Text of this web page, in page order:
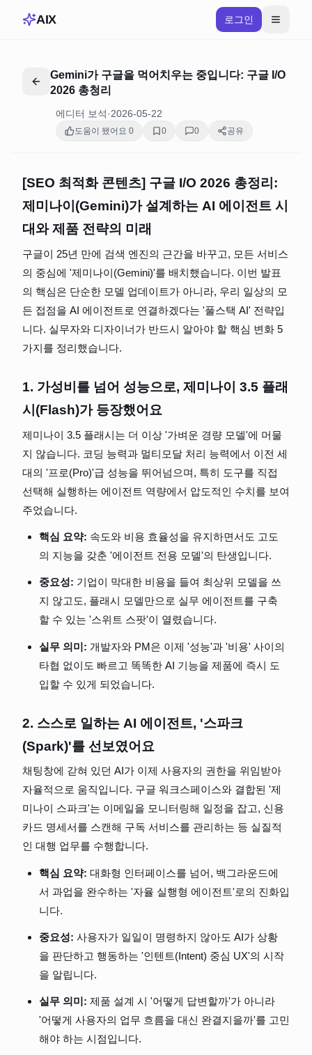
AIX 로그인
Gemini가 구글을 먹어치우는 중입니다: 구글 I/O
2026 총청리
에디터 보석·2026-05-22
도움이 됐어요 0 0 0 공유
[SEO 최적화 콘텐츠] 구글 I/O 2026 총정리:
제미나이(Gemini)가 설계하는 AI 에이전트 시
대와 제품 전략의 미래
구글이 25년 만에 검색 엔진의 근간을 바꾸고, 모든 서비스
의 중심에 '제미나이(Gemini)'를 배치했습니다. 이번 발표
의 핵심은 단순한 모델 업데이트가 아니라, 우리 일상의 모
든 접점을 AI 에이전트로 연결하겠다는 '풀스택 AI' 전략입
니다. 실무자와 디자이너가 반드시 알아야 할 핵심 변화 5
가지를 정리했습니다.
1. 가성비를 넘어 성능으로, 제미나이 3.5 플래
시(Flash)가 등장했어요
제미나이 3.5 플래시는 더 이상 '가벼운 경량 모델'에 머물
지 않습니다. 코딩 능력과 멀티모달 처리 능력에서 이전 세
대의 '프로(Pro)'급 성능을 뛰어넘으며, 특히 도구를 직접
선택해 실행하는 에이전트 역량에서 압도적인 수치를 보여
주었습니다.
핵심 요약: 속도와 비용 효율성을 유지하면서도 고도
의 지능을 갖춘 '에이전트 전용 모델'의 탄생입니다.
중요성: 기업이 막대한 비용을 들여 최상위 모델을 쓰
지 않고도, 플래시 모델만으로 실무 에이전트를 구축
할 수 있는 '스위트 스팟'이 열렸습니다.
실무 의미: 개발자와 PM은 이제 '성능'과 '비용' 사이의
타협 없이도 빠르고 똑똑한 AI 기능을 제품에 즉시 도
입할 수 있게 되었습니다.
2. 스스로 일하는 AI 에이전트, '스파크
(Spark)'를 선보였어요
채팅창에 갇혀 있던 AI가 이제 사용자의 권한을 위임받아
자율적으로 움직입니다. 구글 워크스페이스와 결합된 '제
미나이 스파크'는 이메일을 모니터링해 일정을 잡고, 신용
카드 명세서를 스캔해 구독 서비스를 관리하는 등 실질적
인 대행 업무를 수행합니다.
핵심 요약: 대화형 인터페이스를 넘어, 백그라운드에
서 과업을 완수하는 '자율 실행형 에이전트'로의 진화입
니다.
중요성: 사용자가 일일이 명령하지 않아도 AI가 상황
을 판단하고 행동하는 '인텐트(Intent) 중심 UX'의 시작
을 알립니다.
실무 의미: 제품 설계 시 '어떻게 답변할까'가 아니라
'어떻게 사용자의 업무 흐름을 대신 완결지을까'를 고민
해야 하는 시점입니다.